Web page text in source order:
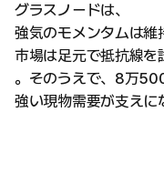
グラスノードは、
強気のモメンタムは維
市場は足元で抵抗線を
。そのうえで、8万
強い現物需要が支えに